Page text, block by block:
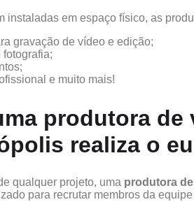
instaladas em espaço físico, as
gravação de vídeo e edição;
e muito mais!
produtora de
realiza o
qualquer projeto, uma produtora
para recrutar membros da